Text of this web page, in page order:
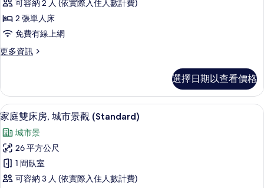
床
房,
市
觀
的
所
有
相
片
可容納 2 人 (依實際入住人數計費)
2 張單人床
免費有線上網
更多資訊
更
雙
床
房,
城
市
景
觀
的
詳
選擇日期以查看價格
顯
示
家
庭
雙
高級寢具、羽絨被、客房內保險箱、書
11
家庭雙床房, 城市景觀 (Standard)
城市景
26 平方公尺
1 間臥室
可容納 3 人 (依實際入住人數計費)